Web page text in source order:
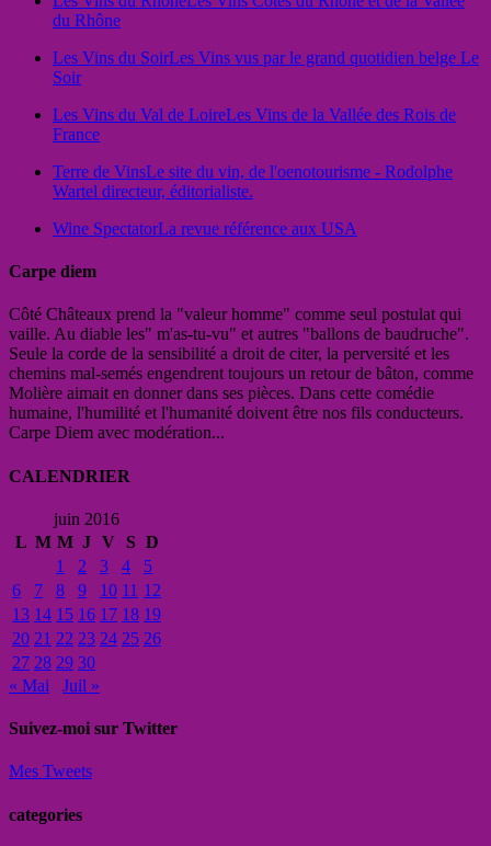
du Rhône
Les Vins du SoirLes Vins vus par le grand quotidien belge Le
Soir
Les Vins du Val de LoireLes Vins de la Vallée des Rois de
France
Terre de VinsLe site du vin, de l'oenotourisme - Rodolphe
Wartel directeur, éditorialiste.
Wine SpectatorLa revue référence aux USA
Carpe diem
Côté Châteaux prend la "valeur homme" comme seul postulat qui
vaille. Au diable les" m'as-tu-vu" et autres "ballons de baudruche".
Seule la corde de la sensibilité a droit de citer, la perversité et les
chemins mal-semés engendrent toujours un retour de bâton, comme
Molière aimait en donner dans ses pièces. Dans cette comédie
humaine, l'humilité et l'humanité doivent être nos fils conducteurs.
Carpe Diem avec modération...
CALENDRIER
juin 2016
L M M J V S D
1
2 3 4
5
6
7 8 9 10 11 12
13 14 15 16 17 18 19
20 21 22 23 24 25 26
27 28 29 30
« Mai
Juil »
Suivez-moi sur Twitter
Mes Tweets
categories